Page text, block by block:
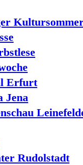
Erfurt
Jena
Rudolstadt